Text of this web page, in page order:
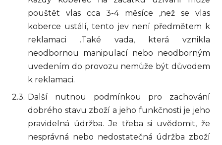
pouštět vlas cca 3-4 měsíce ,než se vlas
koberce ustálí, tento jev není předmětem k
reklamaci .Také vada, která vznikla
neodbornou manipulací nebo neodborným
uvedením do provozu nemůže být důvodem
k reklamaci.
Další nutnou podmínkou pro zachování
dobrého stavu zboží a jeho funkčnosti je jeho
pravidelná údržba. Je třeba si uvědomit, že
nesprávná nebo nedostatečná údržba zboží